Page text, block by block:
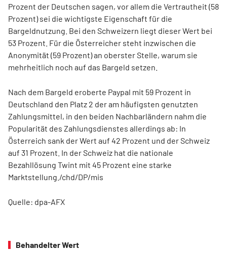
Prozent der Deutschen sagen, vor allem die Vertrautheit (58
Prozent) sei die wichtigste Eigenschaft für die
Bargeldnutzung. Bei den Schweizern liegt dieser Wert bei
53 Prozent. Für die Österreicher steht inzwischen die
Anonymität (59 Prozent) an oberster Stelle, warum sie
mehrheitlich noch auf das Bargeld setzen.
Nach dem Bargeld eroberte Paypal mit 59 Prozent in
Deutschland den Platz 2 der am häufigsten genutzten
Zahlungsmittel, in den beiden Nachbarländern nahm die
Popularität des Zahlungsdienstes allerdings ab: In
Österreich sank der Wert auf 42 Prozent und der Schweiz
auf 31 Prozent. In der Schweiz hat die nationale
Bezahllösung Twint mit 45 Prozent eine starke
Marktstellung./chd/DP/mis
Quelle: dpa-AFX
Behandelter Wert